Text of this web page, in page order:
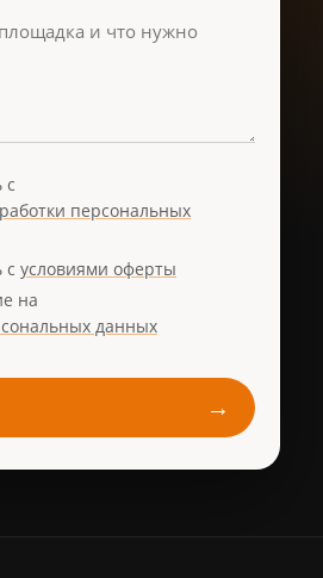
с
персональных
с условиями оферты
на
данных
→